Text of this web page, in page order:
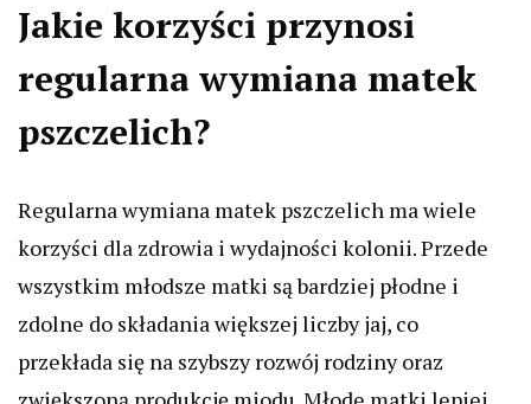
Jakie korzyści przynosi
regularna wymiana matek
pszczelich?
Regularna wymiana matek pszczelich ma wiele
korzyści dla zdrowia i wydajności kolonii. Przede
wszystkim młodsze matki są bardziej płodne i
zdolne do składania większej liczby jaj, co
przekłada się na szybszy rozwój rodziny oraz